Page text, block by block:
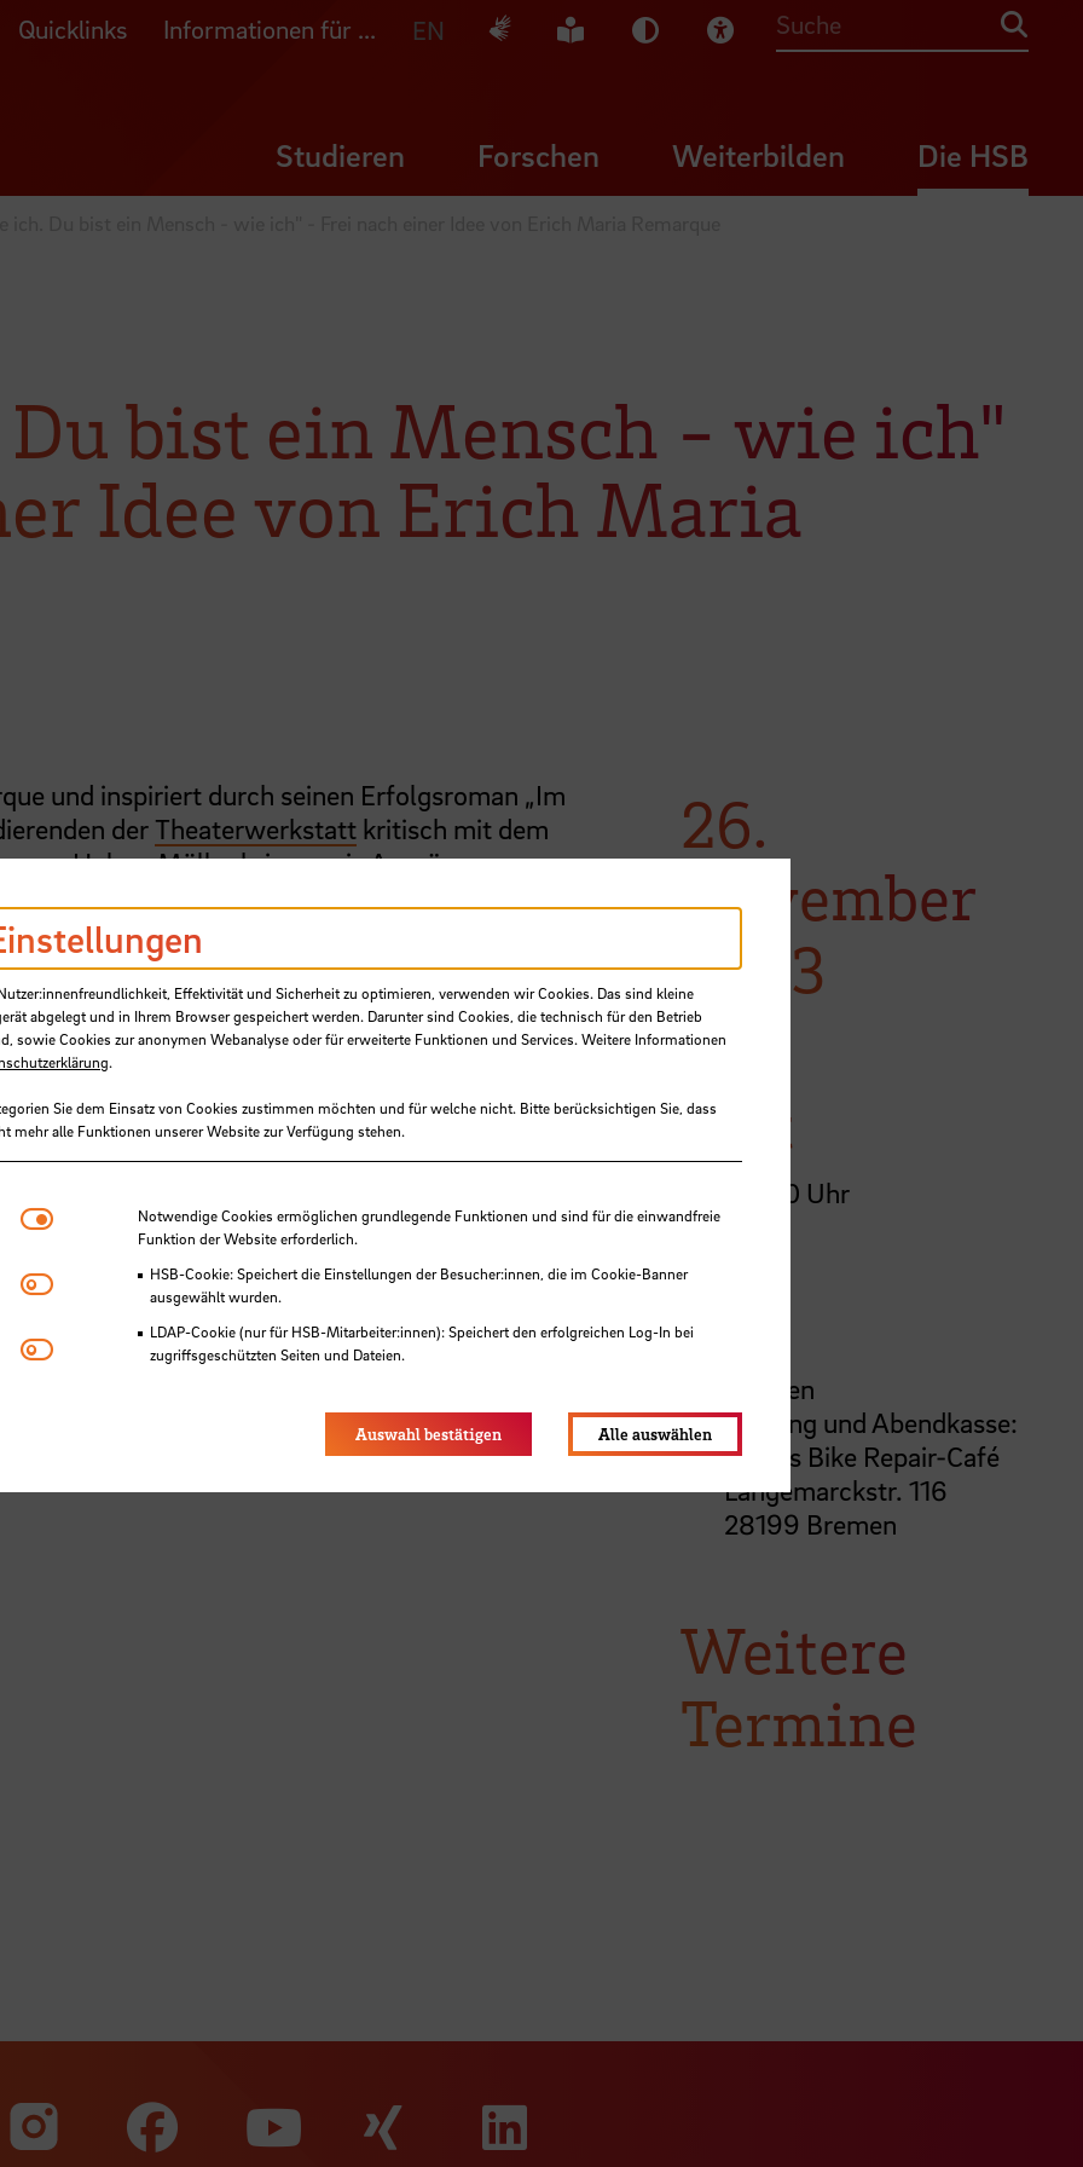
Quicklinks Informationen für ... EN Deutsche Gebärdensprache
Leichte Sprache
Dunkel-Modus
Visuelle Hilfe
Suche
Studieren Forschen Weiterbilden Die HSB
Du bist ein Mensch - wie ich"
Idee von Erich Maria
und inspiriert durch seinen Erfolgsroman „Im
der Theaterwerkstatt kritisch mit dem
von Holger Möller bringen sie Auszüge aus
Ersten Weltkrieg auf die Bühne. Treffpunkt ist um
am Repair-Café. Mit Live-Sounds von
Studierenden das Publikum zunächst zum
Danach geht es in das M-Gebäude derHSB, in
siehe Kontakt.
26.
November
2023
Zeit
19:00 Uhr
Ort
Bremen
Eingang und Abendkasse:
neusi’s Bike Repair-Café
Langemarckstr. 116
28199 Bremen
Weitere
Termine
Zu unserer Facebook Seite
Zu unserer Xing Seite
Zu unserer LinkedIn Seite
Effektivität und Sicherheit zu optimieren, verwenden wir Cookies. Das sind kleine
abgelegt und in Ihrem Browser gespeichert werden. Darunter sind Cookies, die technisch für den Betrieb
sowie Cookies zur anonymen Webanalyse oder für erweiterte Funktionen und Services. Weitere Informationen
.
Sie dem Einsatz von Cookies zustimmen möchten und für welche nicht. Bitte berücksichtigen Sie, dass
mehr alle Funktionen unserer Website zur Verfügung stehen.
Notwendige CookiesNotwendige Cookies ermöglichen grundlegende Funktionen und sind für die einwandfreie
Funktion der Website erforderlich.
HSB-Cookie: Speichert die Einstellungen der Besucher:innen, die im Cookie-Banner
ausgewählt wurden.
LDAP-Cookie (nur für HSB-Mitarbeiter:innen): Speichert den erfolgreichen Log-In bei
zugriffsgeschützten Seiten und Dateien.
Matomo
Youtube
Auswahl bestätigen Alle auswählen